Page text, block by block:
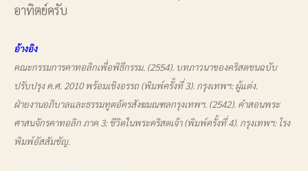
อาทิตย์ครับ
อ้างอิง
คณะกรรมการคาทอลิกเพื่อพิธีกรรม. (2554). บทภาวนาของคริสตชนฉบับ
ปรับปรุง ค.ศ. 2010 พร้อมเชิงอรรถ (พิมพ์ครั้งที่ 3). กรุงเทพฯ: ผู้แต่ง.
ฝ่ายงานอภิบาลและธรรมทูตอัครสังฆมณฑลกรุงเทพฯ. (2542). คำสอนพระ
ศาสนจักรคาทอลิก ภาค 3: ชีวิตในพระคริสตเจ้า (พิมพ์ครั้งที่ 4). กรุงเทพฯ: โรง
พิมพ์อัสสัมชัญ.